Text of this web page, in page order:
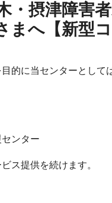
・摂津障害
まへ【新型
的に当センターとし
ンター
ス提供を続けます。